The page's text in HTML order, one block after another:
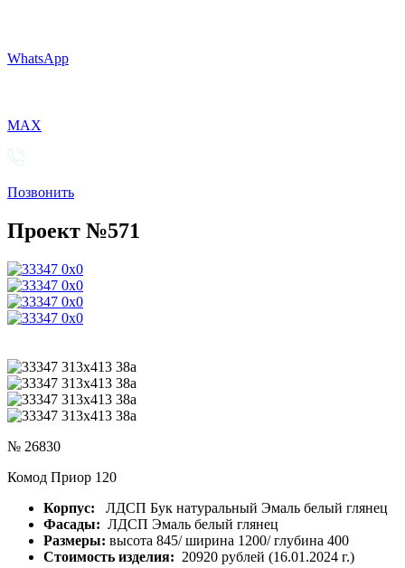
WhatsApp
MAX
Позвонить
Проект №571
№ 26830
Комод Приор 120
Корпус: ЛДСП Бук натуральный Эмаль белый глянец
Фасады: ЛДСП Эмаль белый глянец
Размеры: высота 845/ ширина 1200/ глубина 400
Стоимость изделия: 20920 рублей (16.01.2024 г.)